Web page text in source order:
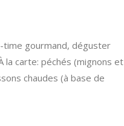
time gourmand, déguster
la carte: péchés (mignons et
chaudes (à base de